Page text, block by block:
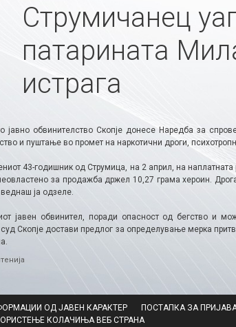
Струмичанец
патарината
истрага
јавно обвинителство Скопје донесе Наредба за
и пуштање во промет на наркотични дроги,
43-годишник од Струмица, на 2 април, на
за продажба држел 10,27 грама хероин.
ја одзеле.
јавен обвинител, поради опасност од бегство и
Скопје достави предлог за определување мерка
ОД ЈАВЕН КАРАКТЕР ПОСТАПКА ЗА
КОЛАЧИЊА ВЕБ СТРАНА